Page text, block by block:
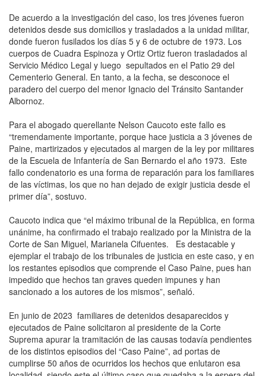
De acuerdo a la investigación del caso, los tres jóvenes fueron
detenidos desde sus domicilios y trasladados a la unidad militar,
donde fueron fusilados los días 5 y 6 de octubre de 1973. Los
cuerpos de Cuadra Espinoza y Ortiz Ortiz fueron trasladados al
Servicio Médico Legal y luego sepultados en el Patio 29 del
Cementerio General. En tanto, a la fecha, se desconoce el
paradero del cuerpo del menor Ignacio del Tránsito Santander
Albornoz.
Para el abogado querellante Nelson Caucoto este fallo es
“tremendamente importante, porque hace justicia a 3 jóvenes de
Paine, martirizados y ejecutados al margen de la ley por militares
de la Escuela de Infantería de San Bernardo el año 1973. Este
fallo condenatorio es una forma de reparación para los familiares
de las víctimas, los que no han dejado de exigir justicia desde el
primer día”, sostuvo.
Caucoto indica que “el máximo tribunal de la República, en forma
unánime, ha confirmado el trabajo realizado por la Ministra de la
Corte de San Miguel, Marianela Cifuentes. Es destacable y
ejemplar el trabajo de los tribunales de justicia en este caso, y en
los restantes episodios que comprende el Caso Paine, pues han
impedido que hechos tan graves queden impunes y han
sancionado a los autores de los mismos”, señaló.
En junio de 2023 familiares de detenidos desaparecidos y
ejecutados de Paine solicitaron al presidente de la Corte
Suprema apurar la tramitación de las causas todavía pendientes
de los distintos episodios del “Caso Paine”, ad portas de
cumplirse 50 años de ocurridos los hechos que enlutaron esa